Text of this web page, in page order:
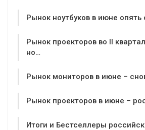
Рынок ноутбуков в июне опять
Рынок проекторов во II
но…
Рынок мониторов в июне –
Рынок проекторов в июне –
Итоги и Бестселлеры